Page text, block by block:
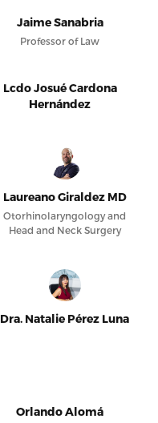
Jaime Sanabria
Professor of Law
Lcdo Josué Cardona
Hernández
Laureano Giraldez MD
Otorhinolaryngology and
Head and Neck Surgery
Dra. Natalie Pérez Luna
Orlando Alomá